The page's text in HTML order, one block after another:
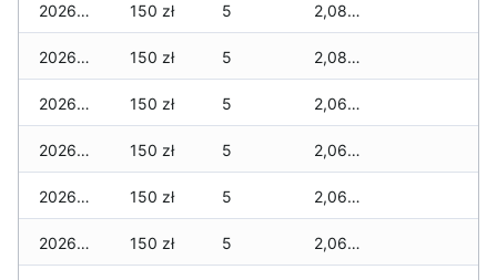
2026-06-18 150 zł 5 2,080 zł
2026-06-17 150 zł 5 2,080 zł
2026-06-16 150 zł 5 2,060 zł
2026-06-15 150 zł 5 2,060 zł
2026-06-14 150 zł 5 2,060 zł
2026-06-13 150 zł 5 2,060 zł